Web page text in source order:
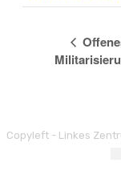
Copyleft - Linkes